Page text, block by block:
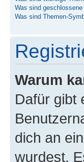
Was sind geschlossene
Was sind Themen-
Warum
Dafür gibt
dich an
wurdest.